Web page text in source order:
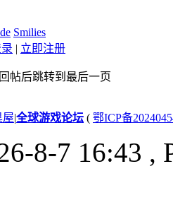
Smilies
| 立即注册
回帖后跳转到最后一页
屋|全球游戏论坛 ( 鄂ICP备
8-7 16:43 ,